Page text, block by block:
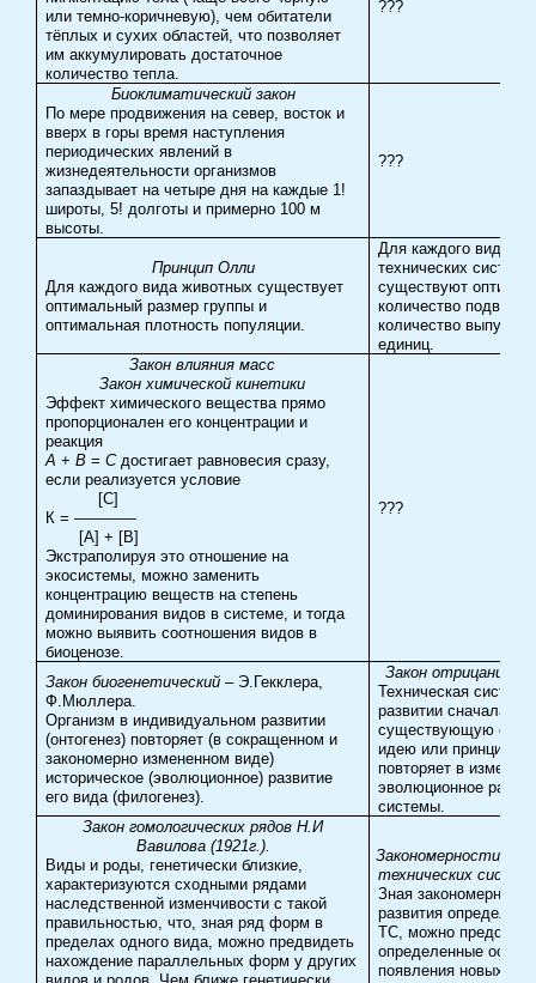
или темно-коричневую), чем обитатели
тёплыхи сухих областей, что позволяет
им аккумулировать достаточное
количество тепла.
???
Биоклиматический закон
По мере продвижения на север, восток и
вверх в горы время наступления
периодических явлений в
жизнедеятельности организмов
запаздывает на четыре дня на каждые 1!
широты, 5! долготы и примерно 100 м
высоты.
???
Принцип Олли
Для каждого вида животных существует
оптимальный размер группы и
оптимальная плотность популяции.
Для каждого вида
технических систем
существуют
количество
количество
единиц.
Закон влияния масс
Закон химической кинетики
Эффект химического вещества прямо
пропорционален его концентрации и
реакция
А+В=С достигает равновесия сразу,
если реализуется условие
[C]
К = ————
[A] + [B]
Экстраполируя это отношение на
экосистемы, можно заменить
концентрацию веществ на степень
доминирования видов в системе, и тогда
можно выявить соотношения видов в
биоценозе.
???
Закон биогенетический – Э.Гекклера,
Ф.Мюллера.
Организм в индивидуальном развитии
(онтогенез) повторяет (в сокращенном и
закономерно измененном виде)
историческое (эволюционное) развитие
его вида (филогенез).
Закон отрицания
Техническая
развитии сначала
существующую
идею или принципы,
повторяет в
эволюционное
системы.
Закон гомологических рядов Н.И
Вавилова (1921г.).
Виды и роды, генетически близкие,
характеризуются сходными рядами
наследственной изменчивости с такой
правильностью, что, зная ряд форм в
пределах одного вида, можно предвидеть
нахождение параллельных форм у других
Закономерности
технических систем
Зная закономерность
развития
ТС, можно
определенные
появления новых